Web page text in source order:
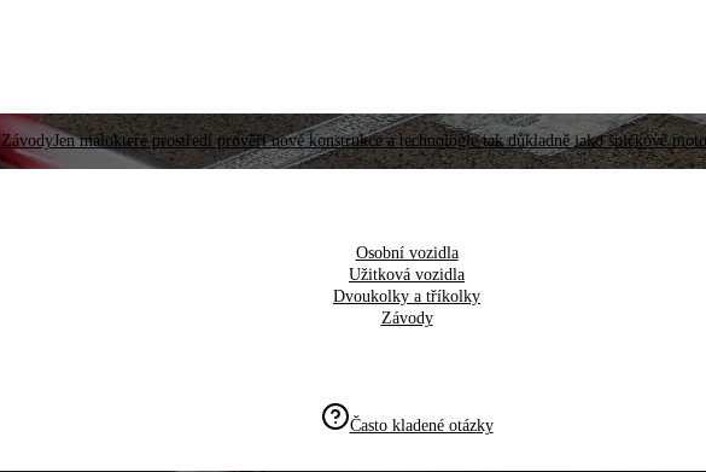
ZávodyJen málokteré prostředí prověří nové konstrukce a technologie tak důkladně jako špičkové
Osobní vozidla
Užitková vozidla
Dvoukolky a tříkolky
Závody
Často kladené otázky